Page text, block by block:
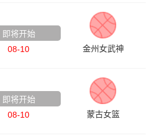
即将开始
08-10
金州女武神
即将开始
08-10
蒙古女篮